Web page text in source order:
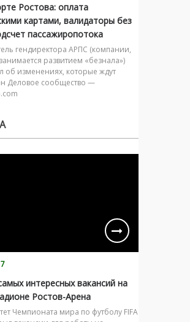
Ростова: оплата
картами, валидаторы без
пассажиропотока
гендиректора АРПС (компании,
развитием «безнала»)
об изменениях, которые ждут
Деловое сообщество —
интересных вакансий на
Ростов-Арена
Чемпионата мира по футболу FIFA